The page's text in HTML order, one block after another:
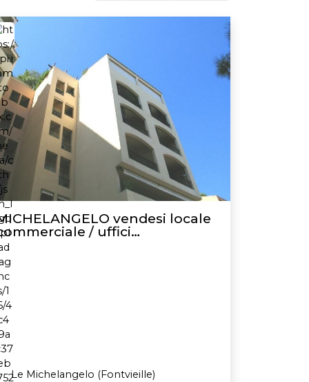
vendesi locale
/ uffici
Le Michelangelo (Fontvieille)